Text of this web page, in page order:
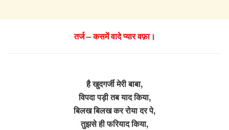
तर्ज – कसमें वादे प्यार वफ़ा।
है खुदगर्जी मेरी बाबा,
विपदा पड़ी तब याद किया,
बिलख बिलख कर रोया दर पे,
तुझसे ही फरियाद किया,